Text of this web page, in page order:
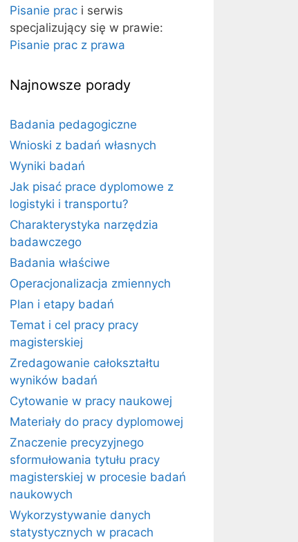
Pisanie prac i serwis
specjalizujący się w prawie:
Pisanie prac z prawa
Najnowsze porady
Badania pedagogiczne
Wnioski z badań własnych
Wyniki badań
Jak pisać prace dyplomowe z
logistyki i transportu?
Charakterystyka narzędzia
badawczego
Badania właściwe
Operacjonalizacja zmiennych
Plan i etapy badań
Temat i cel pracy pracy
magisterskiej
Zredagowanie całokształtu
wyników badań
Cytowanie w pracy naukowej
Materiały do pracy dyplomowej
Znaczenie precyzyjnego
sformułowania tytułu pracy
magisterskiej w procesie badań
naukowych
Wykorzystywanie danych
statystycznych w pracach